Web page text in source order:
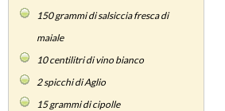
150grammi di salsiccia fresca di
maiale
10centilitri di vino bianco
2spicchi di Aglio
15grammi di cipolle